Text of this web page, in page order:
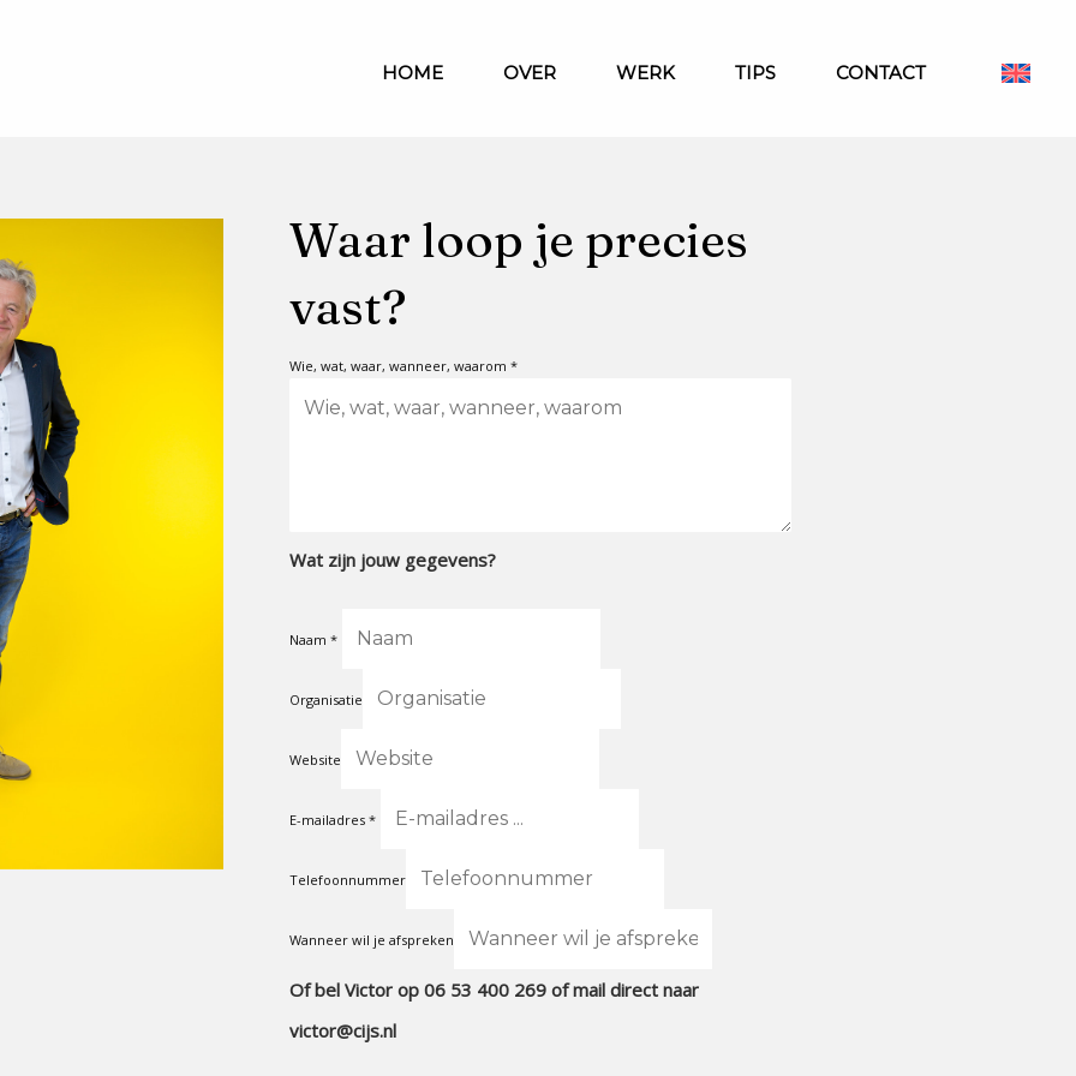
HOME OVER WERK TIPS CONTACT
Waar loop je precies
vast?
Wie, wat, waar, wanneer, waarom
Wat zijn jouw gegevens?
Naam
Organisatie
Website
E-mailadres
Telefoonnummer
Wanneer wil je afspreken
Of bel Victor op 06 53 400 269 of mail direct naar
victor@cijs.nl